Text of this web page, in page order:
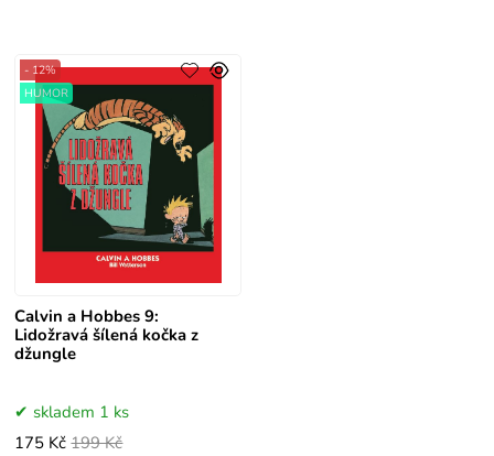
Calvin a Hobbes 9:
Lidožravá šílená kočka z
džungle
- 12%
HUMOR
skladem 1 ks
175 Kč 199 Kč